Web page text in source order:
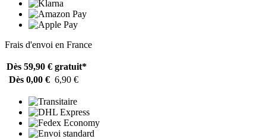
Frais d'envoi en France
Dès 59,90 € gratuit*
Dès 0,00 € 6,90 €